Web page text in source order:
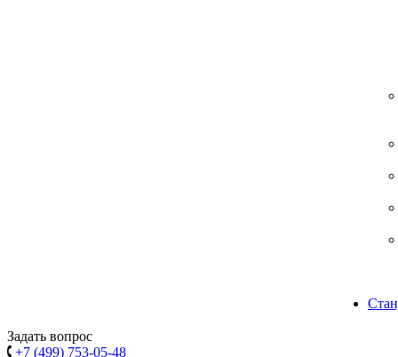
Задать вопрос
+7 (499) 753-05-48